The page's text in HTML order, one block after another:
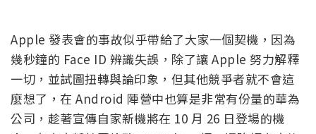
Apple 發表會的事故似乎帶給了大家一個契機，因為
幾秒鐘的 Face ID 辨識失誤，除了讓 Apple 努力解釋
一切，並試圖扭轉與論印象，但其他競爭者就不會這
麼想了，在 Android 陣營中也算是非常有份量的華為
公司，趁著宣傳自家新機將在 10 月 26 日登場的機